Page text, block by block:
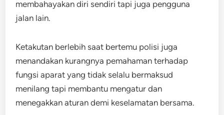
membahayakan diri sendiri tapi juga pengguna
jalan lain.
Ketakutan berlebih saat bertemu polisi juga
menandakan kurangnya pemahaman terhadap
fungsi aparat yang tidak selalu bermaksud
menilang tapi membantu mengatur dan
menegakkan aturan demi keselamatan bersama.